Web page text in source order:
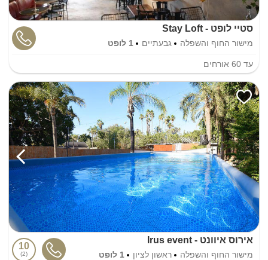
סטיי לופט - Stay Loft
מישור החוף והשפלה גבעתיים 1 לופט
עד 60 אורחים
אירוס איוונט - Irus event
מישור החוף והשפלה ראשון לציון 1 לופט
10
2